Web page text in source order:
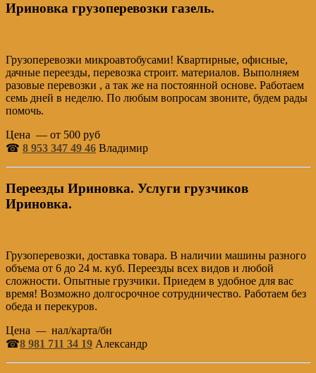
Ириновка грузоперевозки газель.
Грузоперевозки микроавтобусами! Квартирные, офисные,
дачные переезды, перевозка строит. материалов. Выполняем
разовые перевозки , а так же на постоянной основе. Работаем
семь дней в неделю. По любым вопросам звоните, будем рады
помочь.
Цена — от 500 руб
☎ 8 953 347 49 46 Владимир
Переезды Ириновка. Услуги грузчиков
Ириновка.
Грузоперевозки, доставка товара. В наличии машины разного
объема от 6 до 24 м. куб. Переезды всех видов и любой
сложности. Опытные грузчики. Приедем в удобное для вас
время! Возможно долгосрочное сотрудничество. Работаем без
обеда и перекуров.
Цена — нал/карта/бн
☎8 981 711 34 19 Александр